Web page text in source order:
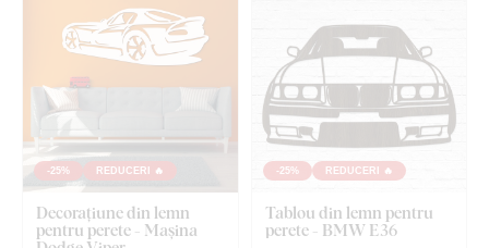
fine și subțiri.
-25% REDUCERI 🔥
Decorațiune din lemn
pentru perete - Mașina
-25% REDUCERI 🔥
Tablou din lemn pentru
perete - BMW E36